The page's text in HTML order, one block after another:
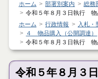
ホーム
部署別案内 総務
令和５年８月３日執行 物
ホーム
行政情報 入札・
４ 物品購入（公開調達）
令和５年８月３日執行 物
令和５年８月３